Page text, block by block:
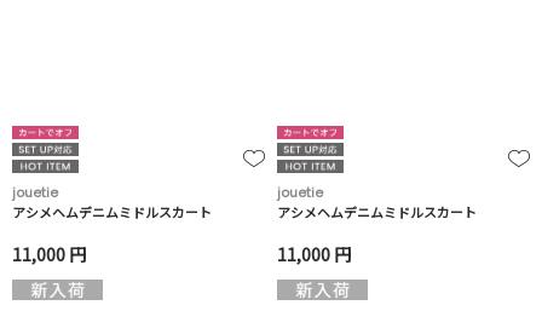
jouetie
アシメヘムデニムミドルスカート
11,000 円
jouetie
アシメヘムデニムミドルスカート
11,000 円